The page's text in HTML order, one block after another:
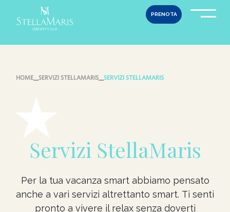
PRENOTA
HOME SERVIZI STELLAMARIS SERVIZI STELLAMARIS
Servizi StellaMaris
Per la tua vacanza smart abbiamo pensato
anche a vari servizi altrettanto smart. Ti senti
pronto a vivere il relax senza doverti